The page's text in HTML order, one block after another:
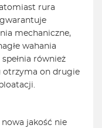
rura
mechaniczne,
wahania
również
otrzyma on drugie
jakość nie